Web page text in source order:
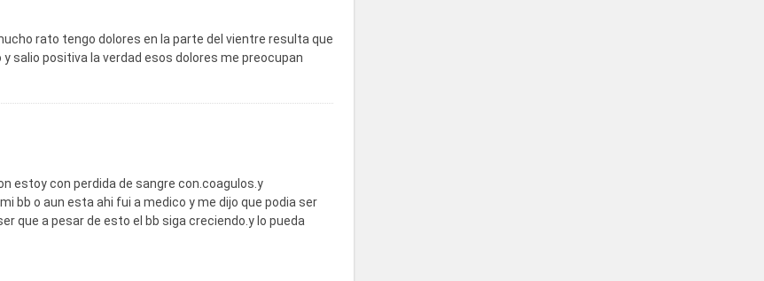
rato tengo dolores en la parte del vientre resulta que
salio positiva la verdad esos dolores me preocupan
estoy con perdida de sangre con.coagulos.y
bb o aun esta ahi fui a medico y me dijo que podia ser
que a pesar de esto el bb siga creciendo.y lo pueda